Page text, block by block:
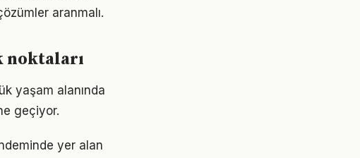
aranmalı.
noktaları
yaşam alanında
geçiyor.
yer alan